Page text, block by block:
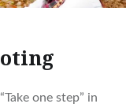
one step” in